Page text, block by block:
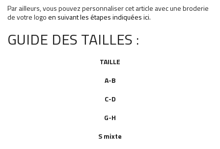
Par ailleurs, vous pouvez personnaliser cet article avec une broderie
de votre logoen suivant les étapes indiquées ici.
GUIDE DES TAILLES :
TAILLE
A-B
C-D
G-H
S mixte